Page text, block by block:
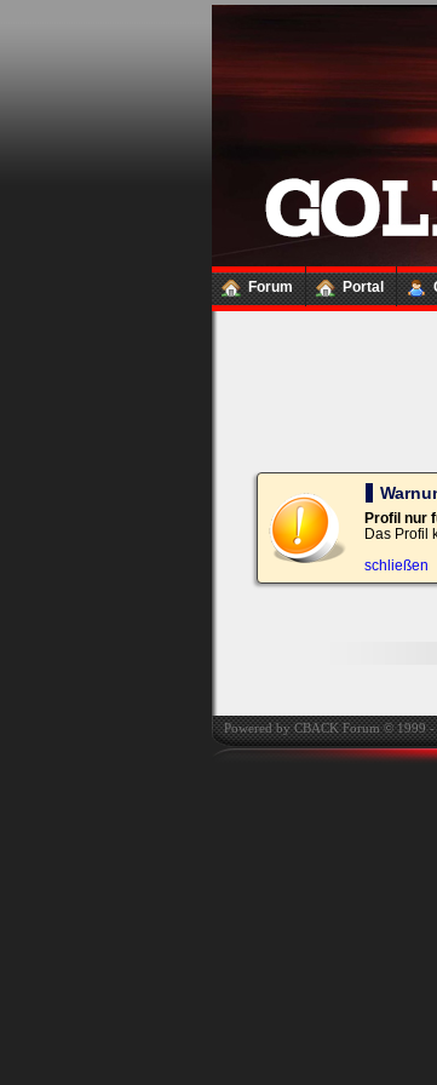
Forum Portal
bitte
in
die
und
ein,
um
Profil nur
Das Profil
schließen
Powered by CBACK Forum © 1999